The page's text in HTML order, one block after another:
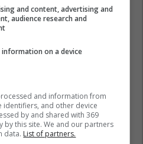
Abdixhiku
and content, advertising and
audience research and
on a device
and information from
identifiers, and other device
by and shared with 369
by this site. We and our partners
data. List of partners.